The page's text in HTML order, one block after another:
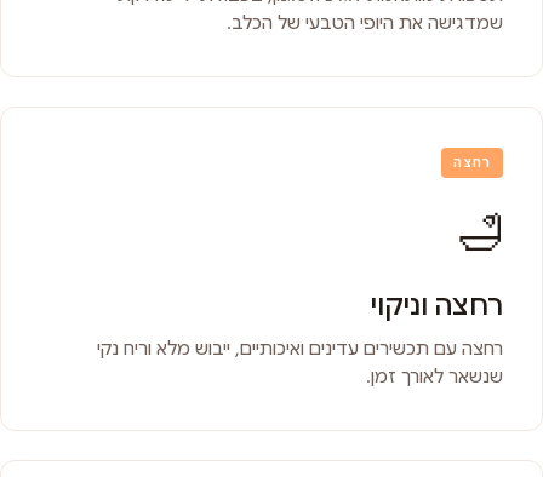
שמדגישה את היופי הטבעי של הכלב.
רחצה
🛁
רחצה וניקוי
רחצה עם תכשירים עדינים ואיכותיים, ייבוש מלא וריח נקי
שנשאר לאורך זמן.